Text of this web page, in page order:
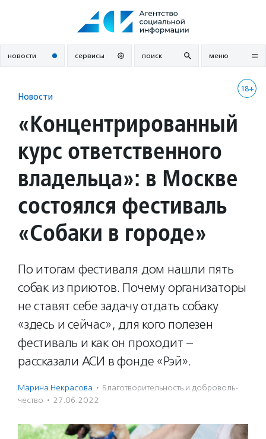
новости сервисы поиск меню
18+
Новости
«Концентрированный
курс ответственного
владельца»: в Москве
состоялся фестиваль
«Собаки в городе»
По итогам фестиваля дом нашли пять
собак из приютов. Почему организаторы
не ставят себе задачу отдать собаку
«здесь и сейчас», для кого полезен
фестиваль и как он проходит –
рассказали АСИ в фонде «Рэй».
Марина Некрасова · Благотвори­тель­ность и доброволь­
чест­во · 27.06.2022